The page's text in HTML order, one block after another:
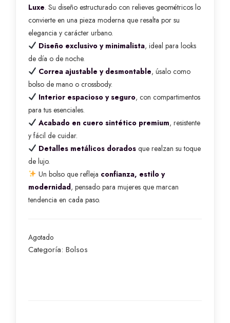
Luxe. Su diseño estructurado con relieves geométricos lo
convierte en una pieza moderna que resalta por su
elegancia y carácter urbano.
Diseño exclusivo y minimalista, ideal para looks
de día o de noche.
Correa ajustable y desmontable, úsalo como
bolso de mano o crossbody.
Interior espacioso y seguro, con compartimentos
para tus esenciales.
Acabado en cuero sintético premium, resistente
y fácil de cuidar.
Detalles metálicos doradosque realzan su toque
de lujo.
Un bolso que refleja confianza, estilo y
modernidad, pensado para mujeres que marcan
tendencia en cada paso.
Agotado
Categoría: Bolsos